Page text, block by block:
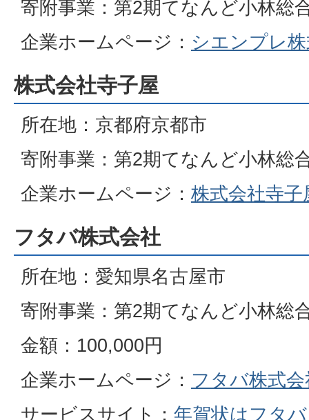
寄附事業：第2期てなんど小林総
企業ホームページ： シエンプレ
株式会社寺子屋
所在地：京都府京都市
寄附事業：第2期てなんど小林総
企業ホームページ： 株式会社寺
フタバ株式会社
所在地：愛知県名古屋市
寄附事業：第2期てなんど小林総
金額：100,000円
企業ホームページ： フタバ株式
サービスサイト： 年賀状はフタ